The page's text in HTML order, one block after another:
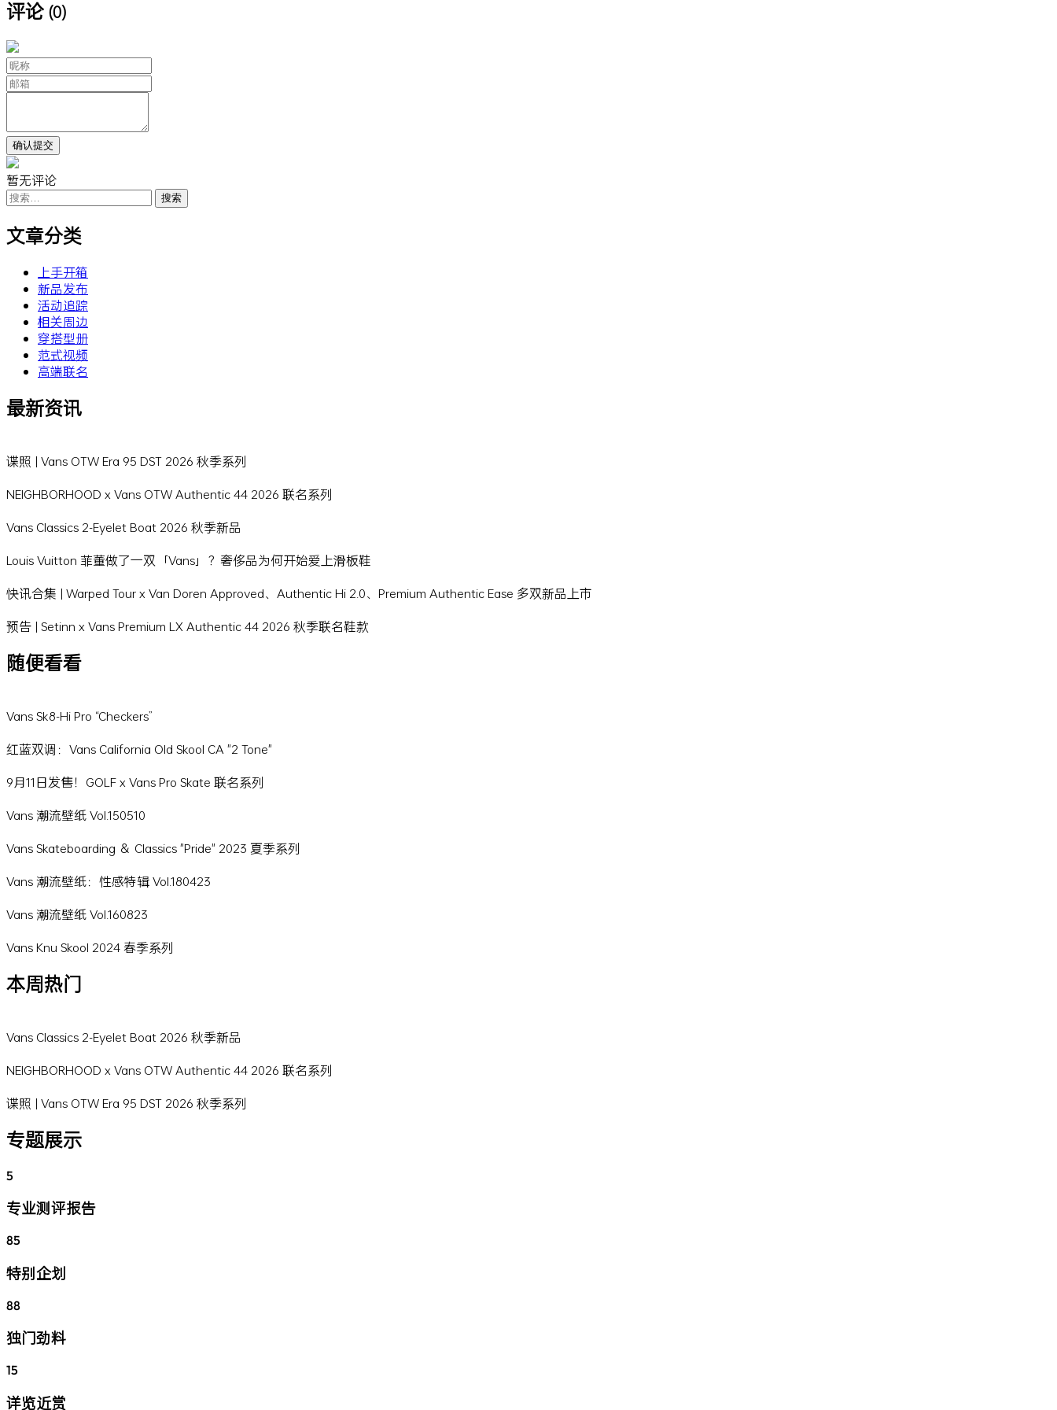
评论 (0)
暂无评论
搜
索：
文章分类
上手开箱
新品发布
活动追踪
相关周边
穿搭型册
范式视频
高端联名
最新资讯
谍照 | Vans OTW Era 95 DST 2026 秋季系列
NEIGHBORHOOD x Vans OTW Authentic 44 2026 联名系列
Vans Classics 2-Eyelet Boat 2026 秋季新品
Louis Vuitton 菲董做了一双「Vans」？奢侈品为何开始爱上滑板鞋
快讯合集 | Warped Tour x Van Doren Approved、Authentic Hi 2.0、Premium Authentic Ease 多双新品上市
预告 | Setinn x Vans Premium LX Authentic 44 2026 秋季联名鞋款
随便看看
Vans Sk8-Hi Pro “Checkers”
红蓝双调：Vans California Old Skool CA "2 Tone"
9月11日发售！GOLF x Vans Pro Skate 联名系列
Vans 潮流壁纸 Vol.150510
Vans Skateboarding ＆ Classics "Pride" 2023 夏季系列
Vans 潮流壁纸：性感特辑 Vol.180423
Vans 潮流壁纸 Vol.160823
Vans Knu Skool 2024 春季系列
本周热门
Vans Classics 2-Eyelet Boat 2026 秋季新品
NEIGHBORHOOD x Vans OTW Authentic 44 2026 联名系列
谍照 | Vans OTW Era 95 DST 2026 秋季系列
专题展示
5
专业测评报告
85
特别企划
88
独门劲料
15
详览近赏